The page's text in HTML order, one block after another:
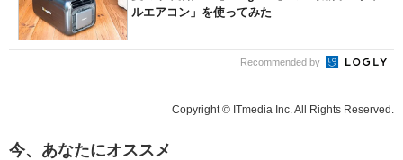
ルエアコン」を使ってみた
Recommended by
Copyright © ITmedia Inc. All Rights Reserved.
今、あなたにオススメ